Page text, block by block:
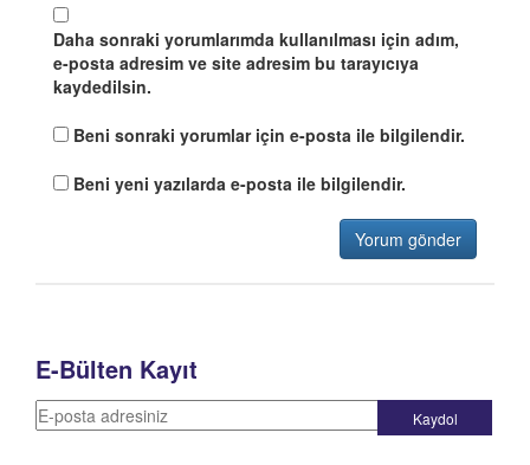
Daha sonraki yorumlarımda kullanılması için adım,
e-posta adresim ve site adresim bu tarayıcıya
kaydedilsin.
Beni sonraki yorumlar için e-posta ile bilgilendir.
Beni yeni yazılarda e-posta ile bilgilendir.
E-Bülten Kayıt